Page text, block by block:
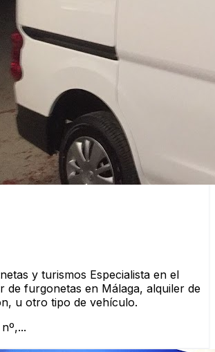
y turismos Especialista en el
de furgonetas en Málaga, alquiler de
u otro tipo de vehículo.